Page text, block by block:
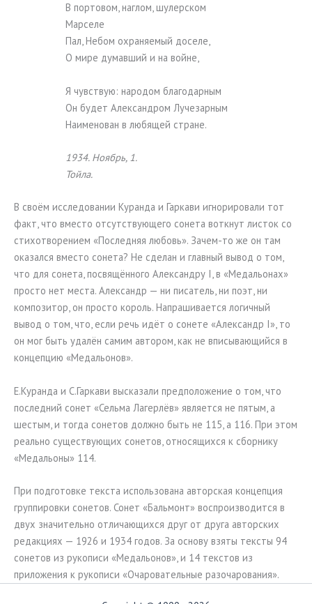
В портовом, наглом, шулерском
Марселе
Пал, Небом охраняемый доселе,
О мире думавший и на войне,
Я чувствую: народом благодарным
Он будет Александром Лучезарным
Наименован в любящей стране.
1934. Ноябрь, 1.
Тойла.
В своём исследовании Куранда и Гаркави игнорировали тот
факт, что вместо отсутствующего сонета воткнут листок со
стихотворением «Последняя любовь». Зачем-то же он там
оказался вместо сонета? Не сделан и главный вывод о том,
что для сонета, посвящённого Александру I, в «Медальонах»
просто нет места. Александр — ни писатель, ни поэт, ни
композитор, он просто король. Напрашивается логичный
вывод о том, что, если речь идёт о сонете «Александр I», то
он мог быть удалён самим автором, как не вписывающийся в
концепцию «Медальонов».
Е.Куранда и С.Гаркави высказали предположение о том, что
последний сонет «Сельма Лагерлёв» является не пятым, а
шестым, и тогда сонетов должно быть не 115, а 116. При этом
реально существующих сонетов, относящихся к сборнику
«Медальоны» 114.
При подготовке текста использована авторская концепция
группировки сонетов. Сонет «Бальмонт» воспроизводится в
двух значительно отличающихся друг от друга авторских
редакциях — 1926 и 1934 годов. За основу взяты тексты 94
сонетов из рукописи «Медальонов», и 14 текстов из
приложения к рукописи «Очаровательные разочарования».